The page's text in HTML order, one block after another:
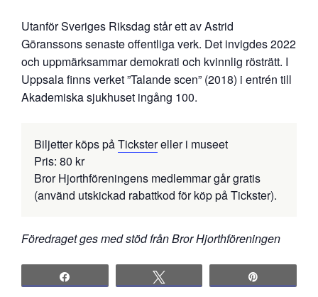
Utanför Sveriges Riksdag står ett av Astrid
Göranssons senaste offentliga verk. Det invigdes 2022
och uppmärksammar demokrati och kvinnlig rösträtt. I
Uppsala finns verket ”Talande scen” (2018) i entrén till
Akademiska sjukhuset ingång 100.
Biljetter köps påTickstereller i museet
Pris: 80 kr
Bror Hjorthföreningens medlemmar går gratis
(använd utskickad rabattkod för köp på Tickster).
Föredraget ges med stöd från Bror Hjorthföreningen